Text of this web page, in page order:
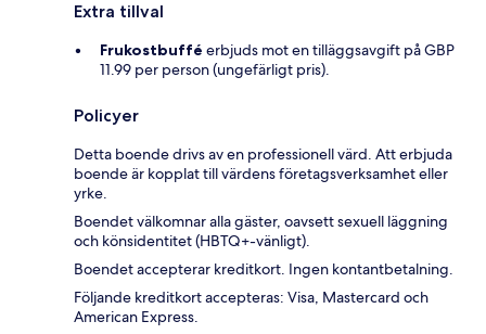
Extra tillval
Frukostbuffé erbjuds mot en tilläggsavgift på GBP
11.99 per person (ungefärligt pris).
Policyer
Detta boende drivs av en professionell värd. Att erbjuda
boende är kopplat till värdens företagsverksamhet eller
yrke.
Boendet välkomnar alla gäster, oavsett sexuell läggning
och könsidentitet (HBTQ+-vänligt).
Boendet accepterar kreditkort. Ingen kontantbetalning.
Följande kreditkort accepteras: Visa, Mastercard och
American Express.